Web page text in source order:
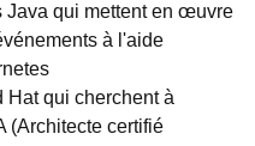
Java qui mettent en œuvre
à l'aide
Hat qui cherchent à
(Architecte certifié